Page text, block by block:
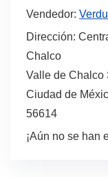
Vendedor:
Dirección:
Chalco
Valle de Chalco
Ciudad de
56614
¡Aún no se han